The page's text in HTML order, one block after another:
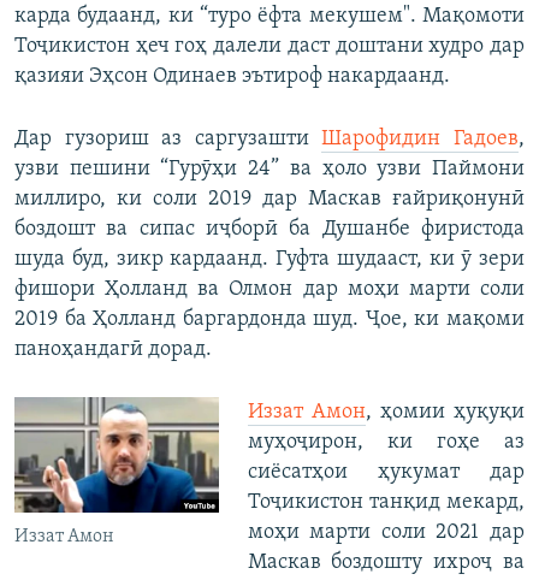
карда будаанд, ки “туро ёфта мекушем". Мақомоти
Тоҷикистон ҳеч гоҳ далели даст доштани худро дар
қазияи Эҳсон Одинаев эътироф накардаанд.
Дар гузориш аз саргузаштиШарофидин Гадоев,
узви пешини “Гурӯҳи 24” ва ҳоло узви Паймони
миллиро, ки соли 2019 дар Маскав ғайриқонунӣ
боздошт ва сипас иҷборӣ ба Душанбе фиристода
шуда буд, зикр кардаанд. Гуфта шудааст, ки ӯ зери
фишори Ҳолланд ва Олмон дар моҳи марти соли
2019 ба Ҳолланд баргардонда шуд. Ҷое, ки мақоми
паноҳандагӣ дорад.
Иззат Амон
Иззат Амон, ҳомии ҳуқуқи
муҳоҷирон, ки гоҳе аз
сиёсатҳои ҳукумат дар
Тоҷикистон танқид мекард,
моҳи марти соли 2021 дар
Маскав боздошту ихроҷ ва